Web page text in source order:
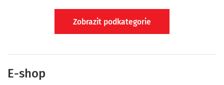
Zobrazit podkategorie
E-shop